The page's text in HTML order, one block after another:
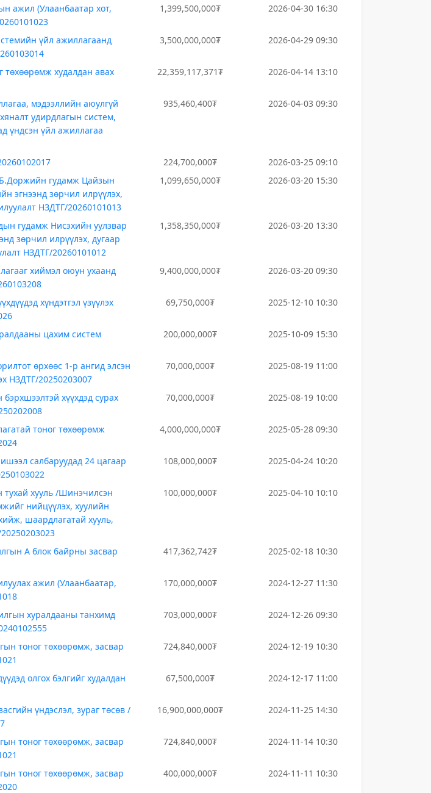
ажил (Улаанбаатар хот,
1,399,500,000₮ 2026-04-30 16:30
үйл ажиллагаанд
3,500,000,000₮ 2026-04-29 09:30
төхөөрөмж худалдан авах
22,359,117,371₮ 2026-04-14 13:10
мэдээллийн аюулгүй
удирдлагын систем,
үндсэн үйл ажиллагаа
935,460,400₮ 2026-04-03 09:30
224,700,000₮
2026-03-25 09:10
гудамж Цайзын
эгнээнд зөрчил илрүүлэх,
НЗДТГ/20260101013
1,099,650,000₮ 2026-03-20 15:30
гудамж Нисэхийн уулзвар
зөрчил илрүүлэх, дугаар
НЗДТГ/20260101012
1,358,350,000₮ 2026-03-20 13:30
хиймэл оюун ухаанд
9,400,000,000₮ 2026-03-20 09:30
хүндэтгэл үзүүлэх
69,750,000₮ 2025-12-10 10:30
цахим систем
200,000,000₮ 2025-10-09 15:30
өрхөөс 1-р ангид элсэн
НЗДТГ/20250203007
70,000,000₮ 2025-08-19 11:00
хүүхдэд сурах
70,000,000₮ 2025-08-19 10:00
тоног төхөөрөмж
4,000,000,000₮ 2025-05-28 09:30
салбаруудад 24 цагаар
108,000,000₮ 2025-04-24 10:20
тухай хууль /Шинэчилсэн
нийцүүлэх, хуулийн
шаардлагатай хууль,
100,000,000₮ 2025-04-10 10:10
А блок байрны засвар
417,362,742₮ 2025-02-18 10:30
ажил (Улаанбаатар,
170,000,000₮ 2024-12-27 11:30
хуралдааны танхимд
703,000,000₮ 2024-12-26 09:30
тоног төхөөрөмж, засвар
724,840,000₮ 2024-12-19 10:30
олгох бэлгийг худалдан
67,500,000₮ 2024-12-17 11:00
үндэслэл, зураг төсөв /
16,900,000,000₮ 2024-11-25 14:30
тоног төхөөрөмж, засвар
724,840,000₮ 2024-11-14 10:30
тоног төхөөрөмж, засвар
400,000,000₮ 2024-11-11 10:30